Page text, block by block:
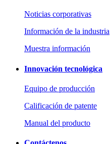
Noticias corporativas
Información de la industria
Muestra información
Innovación tecnológica
Equipo de producción
Calificación de patente
Manual del producto